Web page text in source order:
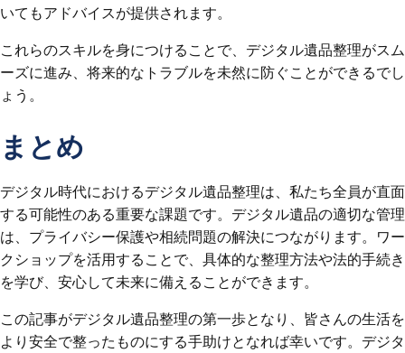
いてもアドバイスが提供されます。
これらのスキルを身につけることで、デジタル遺品整理がスム
ーズに進み、将来的なトラブルを未然に防ぐことができるでし
ょう。
まとめ
デジタル時代におけるデジタル遺品整理は、私たち全員が直面
する可能性のある重要な課題です。デジタル遺品の適切な管理
は、プライバシー保護や相続問題の解決につながります。ワー
クショップを活用することで、具体的な整理方法や法的手続き
を学び、安心して未来に備えることができます。
この記事がデジタル遺品整理の第一歩となり、皆さんの生活を
より安全で整ったものにする手助けとなれば幸いです。デジタ